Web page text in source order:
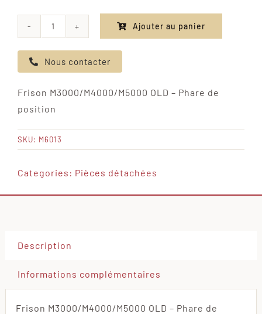
de
Frison
OLD
-
Phare
de
Ajouter au panier
Nous contacter
Frison M3000/M4000/M5000 OLD – Phare de
position
SKU: M6013
Categories: Pièces détachées
Description
Informations complémentaires
Frison M3000/M4000/M5000 OLD – Phare de